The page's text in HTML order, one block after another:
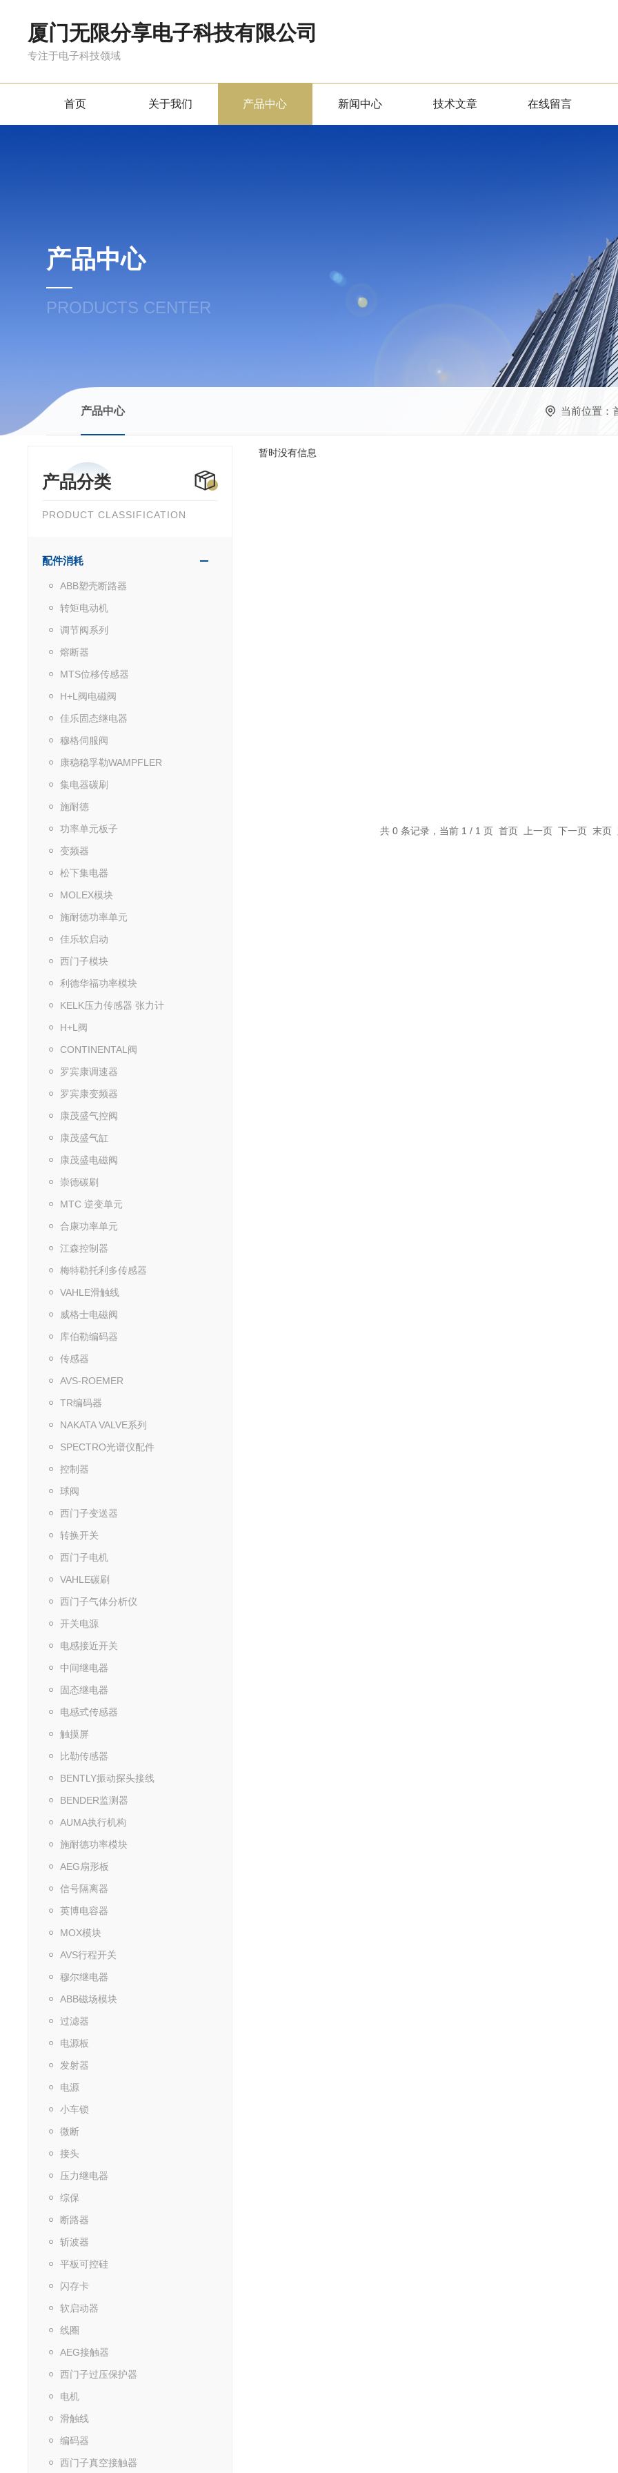
厦门无限分享电子科技有限公司
专注于电子科技领域
首页 关于我们 产品中心 新闻中心 技术文章 在线留言
产品中心
PRODUCTS CENTER
产品中心 当前位置：
产品分类
PRODUCT CLASSIFICATION
配件消耗
ABB塑壳断路器
转矩电动机
调节阀系列
熔断器
MTS位移传感器
H+L阀电磁阀
佳乐固态继电器
穆格伺服阀
康稳稳孚勒WAMPFLER
集电器碳刷
施耐德
功率单元板子
变频器
松下集电器
MOLEX模块
施耐德功率单元
佳乐软启动
西门子模块
利德华福功率模块
KELK压力传感器 张力计
H+L阀
CONTINENTAL阀
罗宾康调速器
罗宾康变频器
康茂盛气控阀
康茂盛气缸
康茂盛电磁阀
崇德碳刷
MTC 逆变单元
合康功率单元
江森控制器
梅特勒托利多传感器
VAHLE滑触线
威格士电磁阀
库伯勒编码器
传感器
AVS-ROEMER
TR编码器
NAKATA VALVE系列
SPECTRO光谱仪配件
控制器
球阀
西门子变送器
转换开关
西门子电机
VAHLE碳刷
西门子气体分析仪
开关电源
电感接近开关
中间继电器
固态继电器
电感式传感器
触摸屏
比勒传感器
BENTLY振动探头接线
BENDER监测器
AUMA执行机构
施耐德功率模块
AEG扇形板
信号隔离器
英博电容器
MOX模块
AVS行程开关
穆尔继电器
ABB磁场模块
过滤器
电源板
发射器
电源
小车锁
微断
接头
压力继电器
综保
断路器
斩波器
平板可控硅
闪存卡
软启动器
线圈
AEG接触器
西门子过压保护器
电机
滑触线
编码器
西门子真空接触器
暂时没有信息
共 0 条记录，当前 1 / 1 页 首页 上一页 下一页 末页